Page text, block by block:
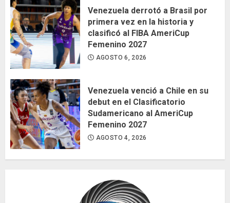
Venezuela derrotó a Brasil por
primera vez en la historia y
clasificó al FIBA AmeriCup
Femenino 2027
AGOSTO 6, 2026
Venezuela venció a Chile en su
debut en el Clasificatorio
Sudamericano al AmeriCup
Femenino 2027
AGOSTO 4, 2026